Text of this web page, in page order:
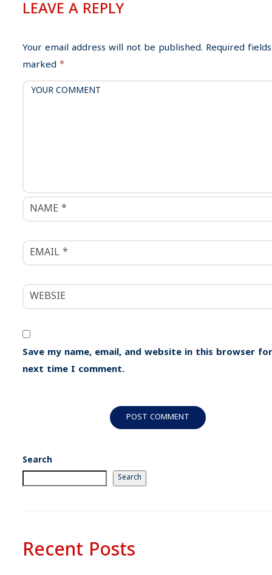
a
i
g
LEAVE A REPLY
Your email address will not be published. Required
marked *
Save my name, email, and website in this browser
next time I comment.
Search
Search
Recent Posts